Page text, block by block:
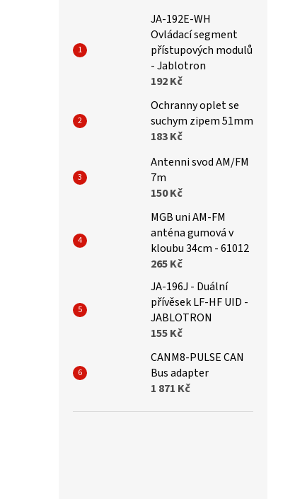
JA-192E-WH
Ovládací segment
přístupových modulů
- Jablotron
192 Kč
Ochranny oplet se
suchym zipem 51mm
183 Kč
Antenni svod AM/FM
7m
150 Kč
MGB uni AM-FM
anténa gumová v
kloubu 34cm - 61012
265 Kč
JA-196J - Duální
přívěsek LF-HF UID -
JABLOTRON
155 Kč
CANM8-PULSE CAN
Bus adapter
1 871 Kč